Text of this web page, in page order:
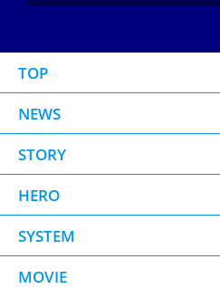
TOP
NEWS
STORY
HERO
SYSTEM
MOVIE